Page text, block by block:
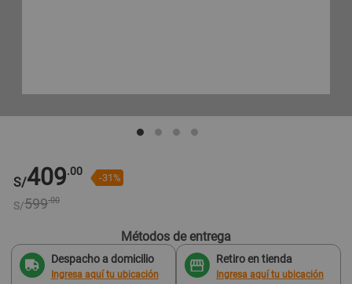
S/409.00 -31%
S/599.00
Métodos de entrega
Despacho a domicilio
Ingresa aquí tu ubicación
Retiro en tienda
Ingresa aquí tu ubicación